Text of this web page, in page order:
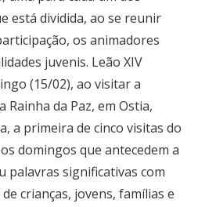
está dividida, ao se reunir
os animadores
juvenis. Leão XIV
(15/02), ao visitar a
da Paz, em Ostia,
a primeira de cinco visitas do
domingos que antecedem a
palavras significativas com
crianças, jovens, famílias e